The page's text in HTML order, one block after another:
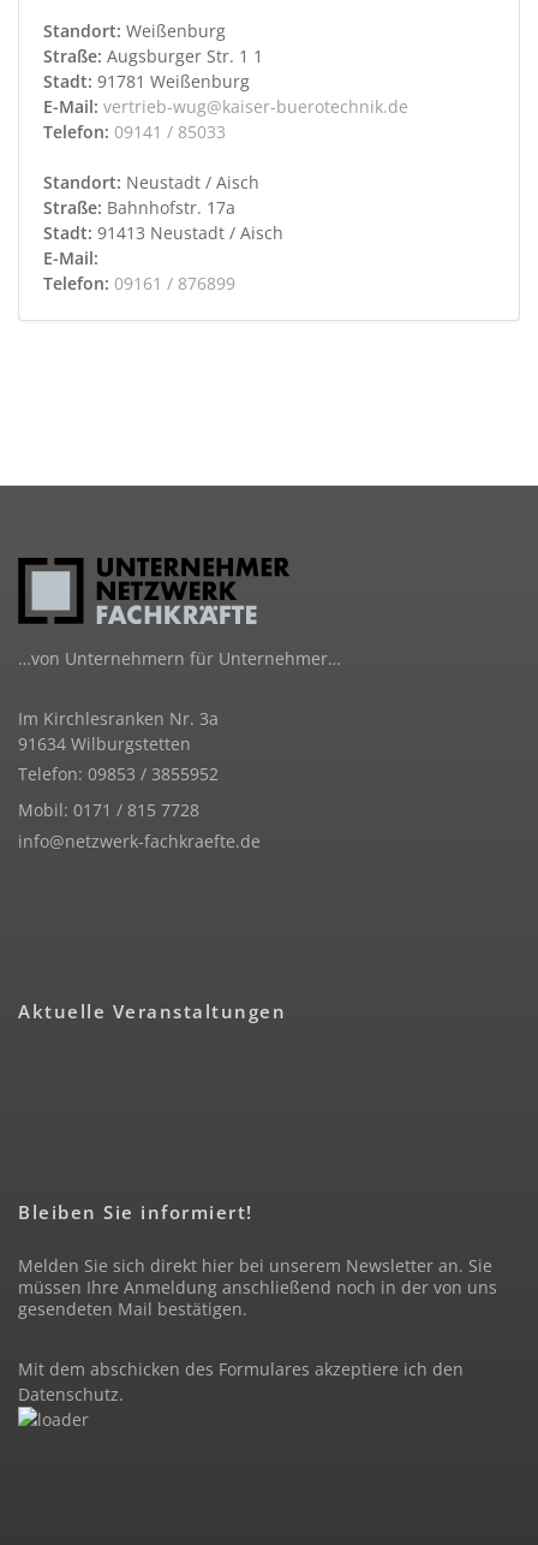
Standort: Weißenburg
Straße: Augsburger Str. 1 1
Stadt: 91781 Weißenburg
E-Mail: vertrieb-wug@kaiser-buerotechnik.de
Telefon: 09141 / 85033
Standort: Neustadt / Aisch
Straße: Bahnhofstr. 17a
Stadt: 91413 Neustadt / Aisch
E-Mail:
Telefon: 09161 / 876899
…von Unternehmern für Unternehmer…
Im Kirchlesranken Nr. 3a
91634 Wilburgstetten
Telefon: 09853 / 3855952
Mobil: 0171 / 815 7728
info@netzwerk-fachkraefte.de
Aktuelle Veranstaltungen
Bleiben Sie informiert!
Melden Sie sich direkt hier bei unserem Newsletter an. Sie
müssen Ihre Anmeldung anschließend noch in der von uns
gesendeten Mail bestätigen.
Mit dem abschicken des Formulares akzeptiere ich den
Datenschutz.